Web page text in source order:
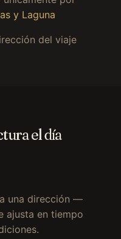
y Laguna
del viaje
el día
una dirección —
ajusta en tiempo